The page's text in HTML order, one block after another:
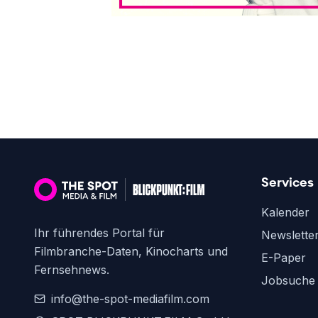
Ihr führendes Portal für
Filmbranche-Daten, Kinocharts und
Fernsehnews.
info@the-spot-mediafilm.com
Services
Kalender
E-Paper
Jobsuche